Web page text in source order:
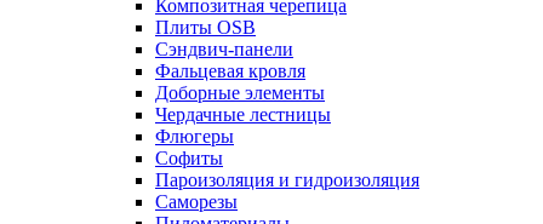
Композитная черепица
Плиты OSB
Сэндвич-панели
Фальцевая кровля
Доборные элементы
Чердачные лестницы
Флюгеры
Софиты
Пароизоляция и гидроизоляция
Саморезы